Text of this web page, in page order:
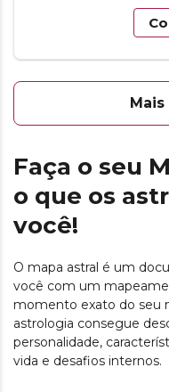
Faça o seu
o que os
você!
O mapa astral é um
você com um
momento exato do seu
astrologia consegue
personalidade,
vida e desafios internos.